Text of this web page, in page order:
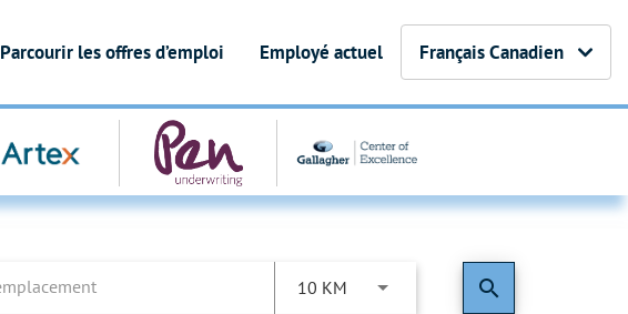
Parcourir les offres d’emploi Employé actuel Français Canadien
10 KM search